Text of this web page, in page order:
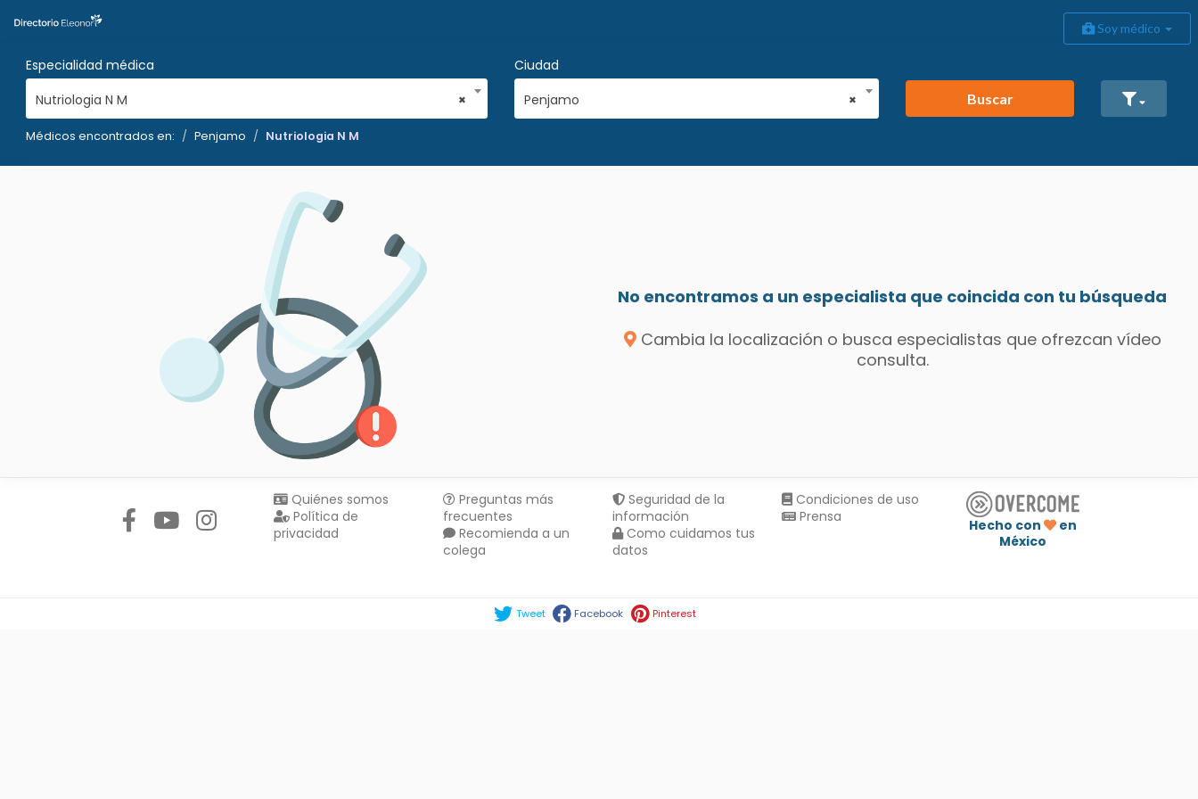
Soy médico
Especialidad médica
×
Nutriologia N M
Ciudad
×
Penjamo Buscar
Médicos encontrados en: Penjamo Nutriologia N M
No encontramos a un especialista que coincida con tu búsqueda
Cambia la localización o busca especialistas que ofrezcan vídeo
consulta.
Quiénes somos
Política de
privacidad
Preguntas más
frecuentes
Recomienda a un
colega
Seguridad de la
información
Como cuidamos tus
datos
Condiciones de uso
Prensa
Hecho con
en
México
Tweet Facebook Pinterest